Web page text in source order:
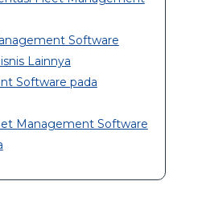
Software
Lainnya
Software pada
Management Software